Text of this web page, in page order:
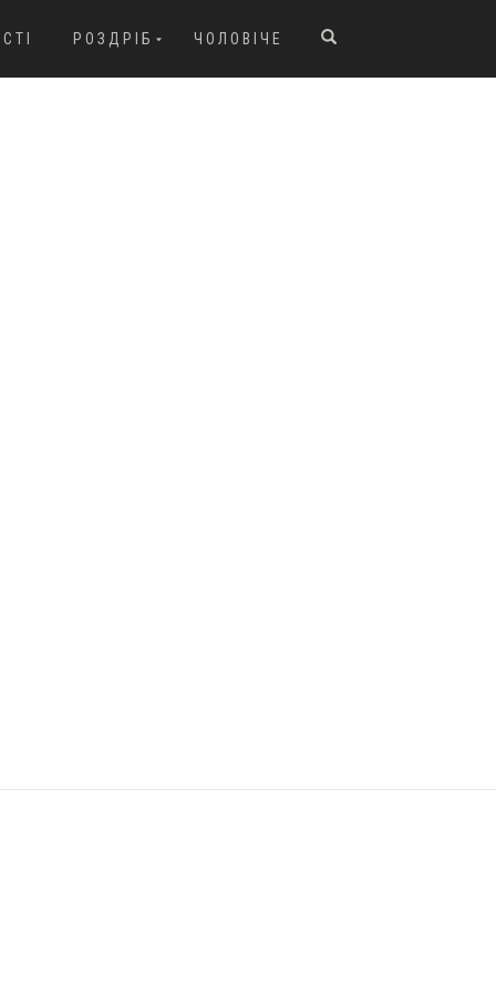
РОЗДРІБ ЧОЛОВІЧЕ